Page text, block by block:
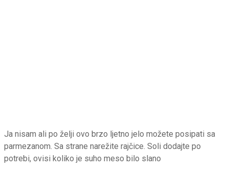
Ja nisam ali po želji ovo brzo ljetno jelo možete posipati sa
parmezanom. Sa strane narežite rajčice. Soli dodajte po
potrebi, ovisi koliko je suho meso bilo slano